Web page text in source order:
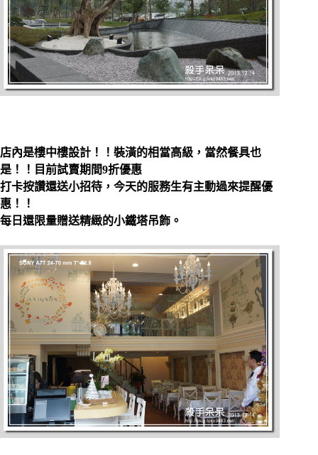
店內是樓中樓設計！！裝潢的相當高級，當然餐具也
是！！目前試賣期間9折優惠
打卡按讚還送小招待，今天的服務生有主動過來提醒優
惠！！
每日還限量贈送精緻的小鐵塔吊飾。